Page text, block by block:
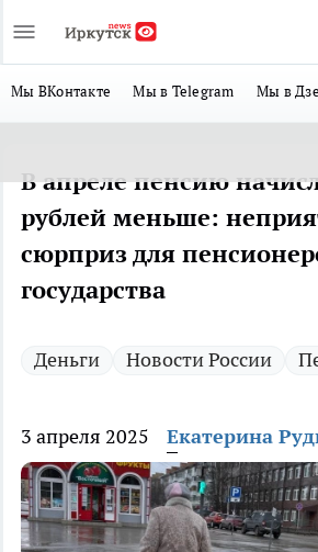
Мы ВКонтакте Мы в Telegram Мы в
В апреле пенсию
рублей меньше:
сюрприз для
государства
Деньги Новости России
3 апреля 2025 Екатерина